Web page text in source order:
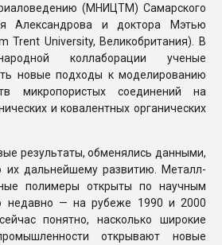
(МНИЦТМ) Самарского
Александрова и доктора Мэтью
Trent University, Великобритания). В
коллаборации ученые
новые подходы к моделированию
микропористых соединений на
и ковалентных органических
результаты, обменялись данными,
дальнейшему развитию. Металл-
полимеры открыты по научным
недавно — на рубеже 1990 и 2000
понятно, насколько широкие
открывают новые